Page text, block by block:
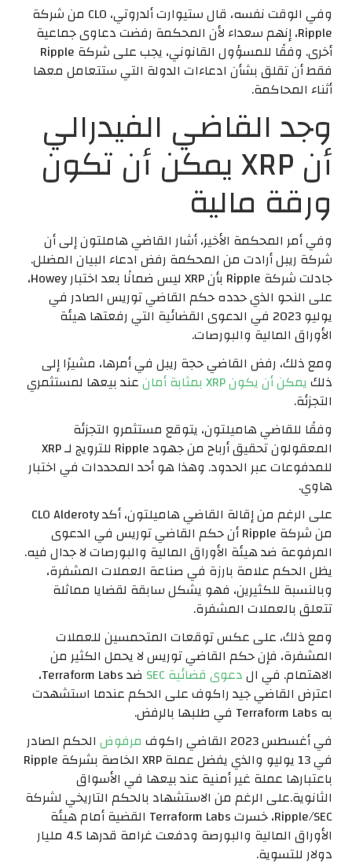
وفي الوقت نفسه، قال ستيوارت ألدروتي، CLO من شركة
Ripple، إنهم سعداء لأن المحكمة رفضت دعاوى جماعية
أخرى. وفقًا للمسؤول القانوني، يجب على شركة Ripple
فقط أن تقلق بشأن ادعاءات الدولة التي ستتعامل معها
أثناء المحاكمة.
وجد القاضي الفيدرالي
أن XRP يمكن أن تكون
ورقة مالية
وفي أمر المحكمة الأخير، أشار القاضي هاملتون إلى أن
شركة ريبل أرادت من المحكمة رفض ادعاء البيان المضلل.
جادلت شركة Ripple بأن XRP ليس ضمانًا بعد اختبار Howey،
على النحو الذي حدده حكم القاضي توريس الصادر في
يوليو 2023 في الدعوى القضائية التي رفعتها هيئة
الأوراق المالية والبورصات.
ومع ذلك، رفض القاضي حجة ريبل في أمرها، مشيرًا إلى
ذلكيمكن أن يكون XRP بمثابة أمان
عند بيعها لمستثمري
التجزئة.
وفقًا للقاضي هاميلتون، يتوقع مستثمرو التجزئة
المعقولون تحقيق أرباح من جهود Ripple للترويج لـ XRP
للمدفوعات عبر الحدود. وهذا هو أحد المحددات في اختبار
هاوي.
على الرغم من إقالة القاضي هاميلتون، أكد CLO Alderoty
من شركة Ripple أن حكم القاضي توريس في الدعوى
المرفوعة ضد هيئة الأوراق المالية والبورصات لا جدال فيه.
يظل الحكم علامة بارزة في صناعة العملات المشفرة،
وبالنسبة للكثيرين، فهو يشكل سابقة لقضايا مماثلة
تتعلق بالعملات المشفرة.
ومع ذلك، على عكس توقعات المتحمسين للعملات
المشفرة، فإن حكم القاضي توريس لا يحمل الكثير من
الاهتمام. في الدعوى قضائية SEC
ضد Terraform Labs،
اعترض القاضي جيد راكوف على الحكم عندما استشهدت
به Terraform Labs في طلبها بالرفض.
في أغسطس 2023 القاضي راكوف
مرفوضالحكم الصادر
في 13 يوليو والذي يفضل عملة XRP الخاصة بشركة Ripple
باعتبارها عملة غير أمنية عند بيعها في الأسواق
الثانوية.على الرغم من الاستشهاد بالحكم التاريخي لشركة
Ripple/SEC، خسرت Terraform Labs القضية أمام هيئة
الأوراق المالية والبورصة ودفعت غرامة قدرها 4.5 مليار
دولار للتسوية.